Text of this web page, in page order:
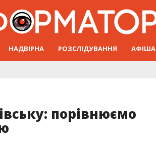
НАДВІРНА РОЗСЛІДУВАННЯ АФІША
порівнюємо